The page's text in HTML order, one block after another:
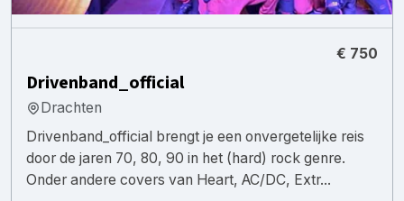
€ 750
Drivenband_official
Drachten
Drivenband_official brengt je een onvergetelijke reis
door de jaren 70, 80, 90 in het (hard) rock genre.
Onder andere covers van Heart, AC/DC, Extr...